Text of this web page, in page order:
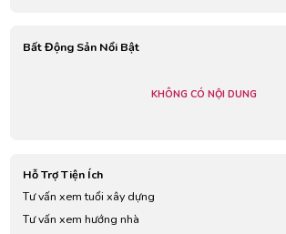
Bất Động Sản Nổi Bật
KHÔNG CÓ NỘI DUNG
Hỗ Trợ Tiện Ích
Tư vấn xem tuổi xây dựng
Tư vấn xem hướng nhà